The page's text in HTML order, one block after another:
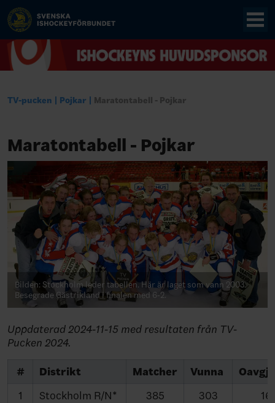
TV-pucken Pojkar Maratontabell - Pojkar
Maratontabell - Pojkar
Bilden: Stockholm leder tabellen. Här är laget som vann 2003.
Besegrade Gästrikland i finalen med 6-2.
Uppdaterad 2024-11-15 med resultaten från TV-
Pucken 2024.
# Distrikt Matcher Vunna
1
Stockholm R/N* 385 303
16